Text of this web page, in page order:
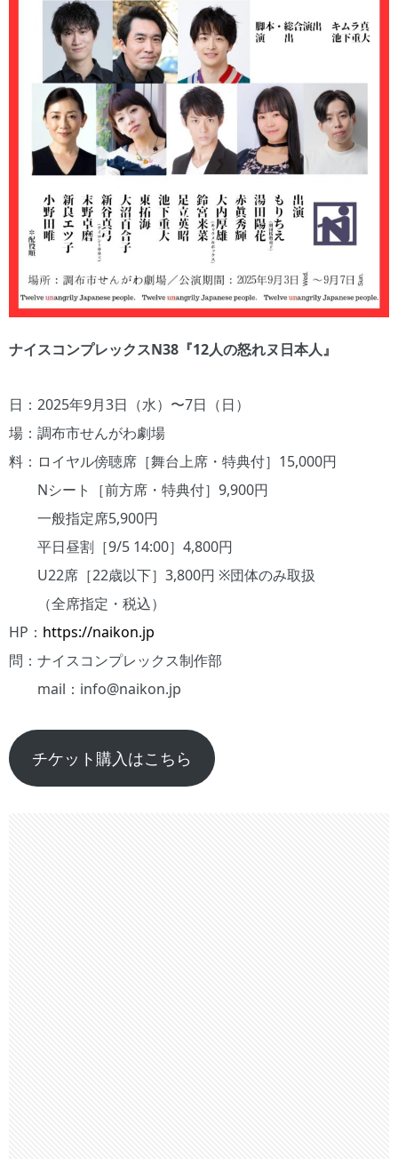
ナイスコンプレックスN38『12人の怒れヌ日本人』
日：2025年9月3日（水）〜7日（日）
場：調布市せんがわ劇場
料：ロイヤル傍聴席［舞台上席・特典付］15,000円
Nシート［前方席・特典付］9,900円
一般指定席5,900円
平日昼割［9/5 14:00］4,800円
U22席［22歳以下］3,800円 ※団体のみ取扱
（全席指定・税込）
HP： https://naikon.jp
問：ナイスコンプレックス制作部
mail：info@naikon.jp
チケット購入はこちら